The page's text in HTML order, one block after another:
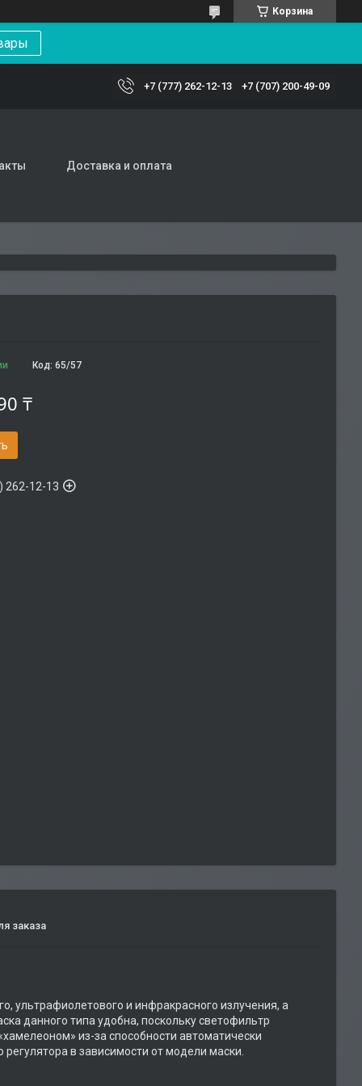
Корзина
+7 (777) 262-12-13 +7 (707) 200-49-09
Доставка и оплата
Код: 65/57
₸
262-12-13
заказа
ультрафиолетового и инфракрасного излучения, а
данного типа удобна, поскольку светофильтр
из-за способности автоматически
в зависимости от модели маски.